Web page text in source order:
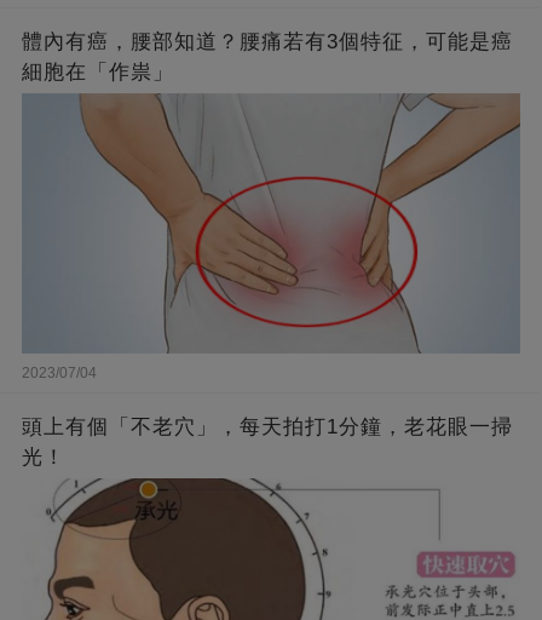
體內有癌，腰部知道？腰痛若有3個特征，可能是癌
細胞在「作祟」
2023/07/04
頭上有個「不老穴」，每天拍打1分鐘，老花眼一掃
光！